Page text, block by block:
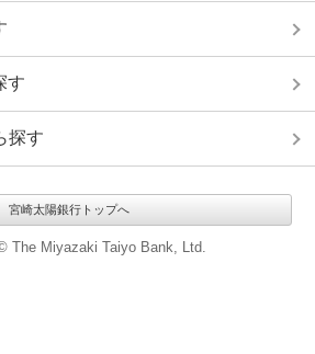
す
探す
宮崎太陽銀行トップへ
The Miyazaki Taiyo Bank, Ltd.